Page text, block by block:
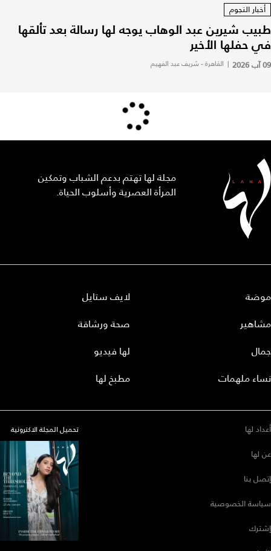
أخبار النجوم
طبيب شيرين عبد الوهاب يوجه لها رسالة بعد تألقها
في حفلها الأخير
09 آب 2026 | القاهرة - شريف عبد الفهيم
مجلة لها تهتم بدعم الشباب وتمكين
المرأة العصرية وأسلوب الحياة.
موضة
مشاهير
جمال
نساء ملهمات
لايف ستايل
صحة ورشاقة
لها فيديو
مطبخ لها
أعداد لها
عن لها
إتصل بنا
سياسة الخصوصية
إشترك
تحميل المجلة الاكترونية